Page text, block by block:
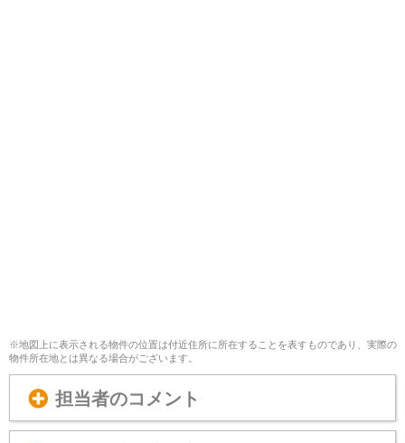
※地図上に表示される物件の位置は付近住所に所在することを表すものであり、実際の
物件所在地とは異なる場合がございます。
担当者のコメント